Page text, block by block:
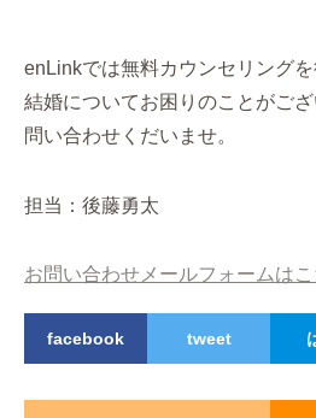
enLinkでは無料カウンセリングを
結婚についてお困りのことがご
問い合わせくだいませ。
担当：後藤勇太
お問い合わせメールフォームはこ
facebook tweet